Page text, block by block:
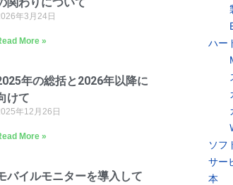
年3月24日
More »
年の総括と2026年以降に
けて
年12月26日
More »
バイルモニターを導入して
ハー
ソフ
サー
本